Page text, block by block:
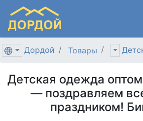
Дордой Товары
Детская одежда
— поздравляем
праздником!